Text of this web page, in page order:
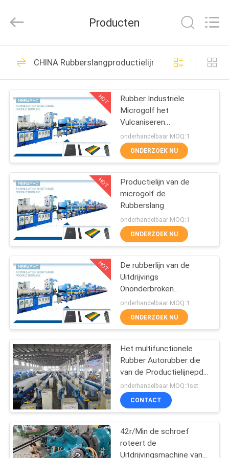
HUIS
PRODUCTEN
ONGEVEER
ONS
FABRIEKSREIS
KWALITEITSCONTROLE
CONTACTEER
ONS
NIEUWS
GEVALLEN
SITEMAP
PRIVACY
POLICY
Machine
CO.,LTD.
Reserved.
rubber het maken
machine
21
rubberknedermachine
38
rubber het mengen
zich molenmachine
Rubber het
Vulcaniseren
Persmachine
178
Producten
CHINA Rubberslangproductielijn
HOT
Rubber Industriële
Microgolf het
Vulcaniseren
Persmachine
onderhandelbaar MOQ:1
ONDERZOEK NU
HOT
Productielijn van de
microgolf de
Rubberslang
onderhandelbaar MOQ:1
ONDERZOEK NU
HOT
De rubberlijn van de
Uitdrijvings
Ononderbroken
Vulcanisatie
onderhandelbaar MOQ:1
ONDERZOEK NU
Het multifunctionele
Rubber Autorubber die
van de Productielijnepdm
van de Delenslang het
Vulcaniseren uitdrijven
onderhandelbaar MOQ:1set
CONTACT
42r/Min de schroef
roteert de
Uitdrijvingsmachine van